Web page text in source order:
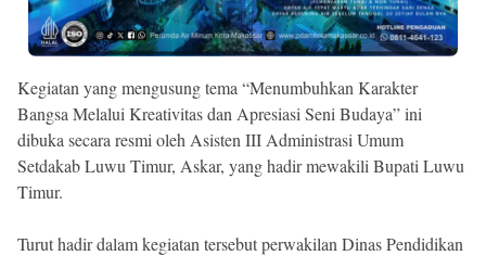
Kegiatan yang mengusung tema “Menumbuhkan Karakter
Bangsa Melalui Kreativitas dan Apresiasi Seni Budaya” ini
dibuka secara resmi oleh Asisten III Administrasi Umum
Setdakab Luwu Timur, Askar, yang hadir mewakili Bupati Luwu
Timur.
Turut hadir dalam kegiatan tersebut perwakilan Dinas Pendidikan